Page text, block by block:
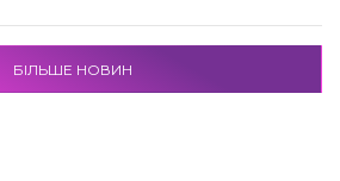
БІЛЬШЕ НОВИН